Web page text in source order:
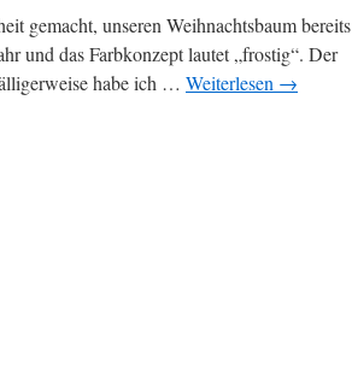
gemacht, unseren Weihnachtsbaum bereits
und das Farbkonzept lautet „frostig“. Der
habe ich … Weiterlesen →